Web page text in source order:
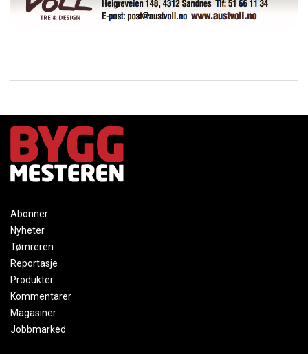
Abonner
Nyheter
Tømreren
Reportasje
Produkter
Kommentarer
Magasiner
Jobbmarked